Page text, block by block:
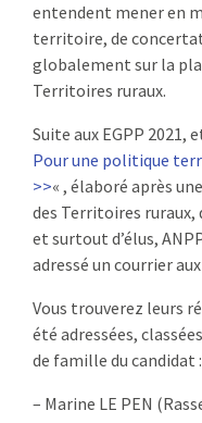
entendent mener en
territoire, de
globalement sur la
Territoires ruraux.
Suite aux EGPP 2021,
Pour une politique
>>« , élaboré après
des Territoires ruraux,
et surtout d’élus,
adressé un courrier
Vous trouverez leurs
été adressées,
de famille du candidat :
– Marine LE PEN